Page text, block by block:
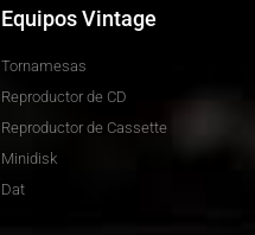
Equipos Vintage
Tornamesas
Reproductor de CD
Reproductor de Cassette
Minidisk
Dat